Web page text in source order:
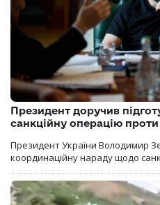
Президент доручив
санкційну операцію
Президент України Володимир
координаційну нараду щодо